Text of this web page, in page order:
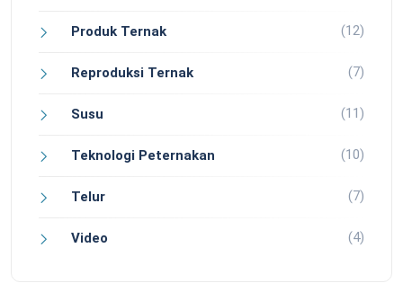
Produk Ternak (12)
Reproduksi Ternak (7)
Susu (11)
Teknologi Peternakan (10)
Telur (7)
Video (4)